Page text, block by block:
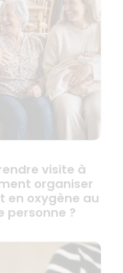
visite à
organiser
en oxygène au
personne ?